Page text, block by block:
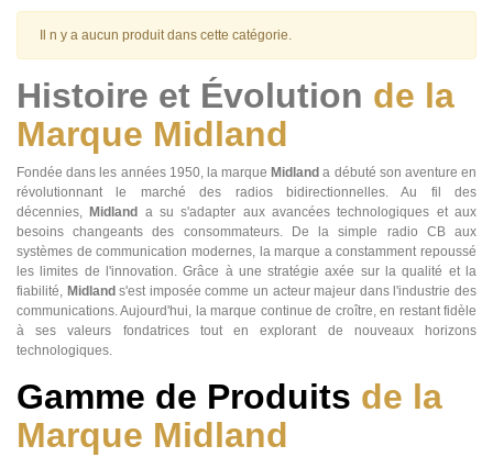
Il n y a aucun produit dans cette catégorie.
Histoire et Évolution de la
Marque Midland
Fondée dans les années 1950, la marque Midland a débuté son aventure en
révolutionnant le marché des radios bidirectionnelles. Au fil des
décennies, Midland
a su s'adapter aux avancées technologiques et aux
besoins changeants des consommateurs. De la simple radio CB aux
systèmes de communication modernes, la marque a constamment repoussé
les limites de l'innovation. Grâce à une stratégie axée sur la qualité et la
fiabilité, Midland s'est imposée comme un acteur majeur dans l'industrie des
communications. Aujourd'hui, la marque continue de croître, en restant fidèle
à ses valeurs fondatrices tout en explorant de nouveaux horizons
technologiques.
Gamme de Produits de la
Marque Midland